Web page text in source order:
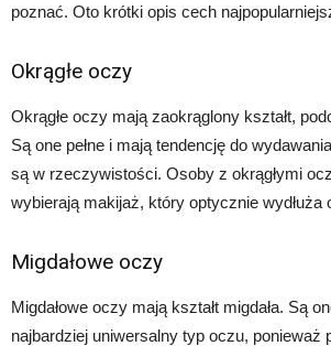
poznać. Oto krótki opis cech
Okrągłe oczy
Okrągłe oczy mają zaokrąglony kształt,
Są one pełne i mają tendencję do
są w rzeczywistości. Osoby z okrągłymi
wybierają makijaż, który optycznie wydłuża
Migdałowe oczy
Migdałowe oczy mają kształt migdała. Są
najbardziej uniwersalny typ oczu, ponieważ